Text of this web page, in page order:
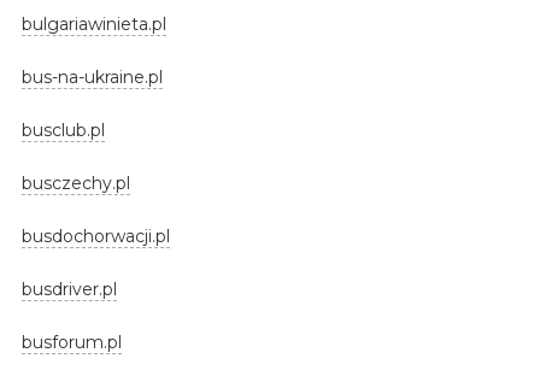
bulgariawinieta.pl
bus-na-ukraine.pl
busclub.pl
busczechy.pl
busdochorwacji.pl
busdriver.pl
busforum.pl